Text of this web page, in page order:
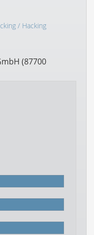
/ Hacking
(87700